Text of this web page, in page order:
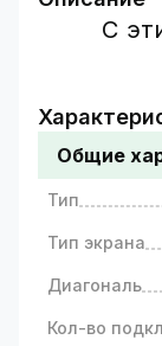
VD7SD
Цветной
бюджетное
контроля
С
Общие
Тип
Тип экрана
Диагональ
Кол-во